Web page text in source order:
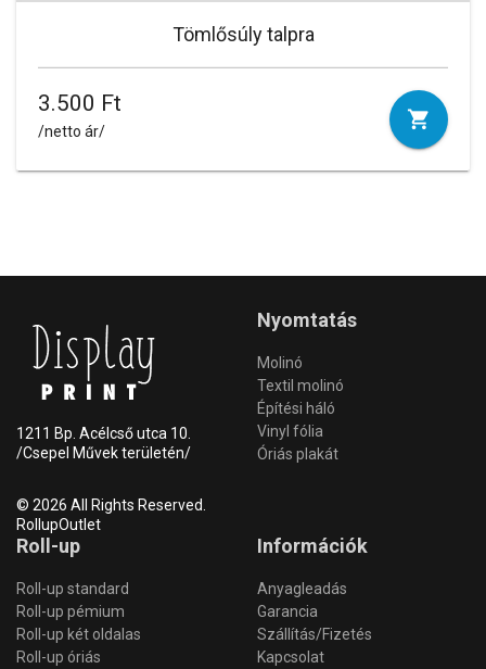
Tömlősúly talpra
3.500 Ft
/netto ár/
1211 Bp. Acélcső utca 10.
/Csepel Művek területén/
© 2026 All Rights Reserved.
RollupOutlet
Nyomtatás
Molinó
Textil molinó
Építési háló
Vinyl fólia
Óriás plakát
Roll-up
Roll-up standard
Roll-up pémium
Roll-up két oldalas
Roll-up óriás
Információk
Anyagleadás
Garancia
Szállítás/Fizetés
Kapcsolat